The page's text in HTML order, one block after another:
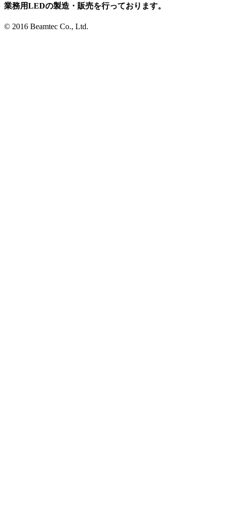
業務用LEDの製造・販売を行っております。
© 2016 Beamtec Co., Ltd.